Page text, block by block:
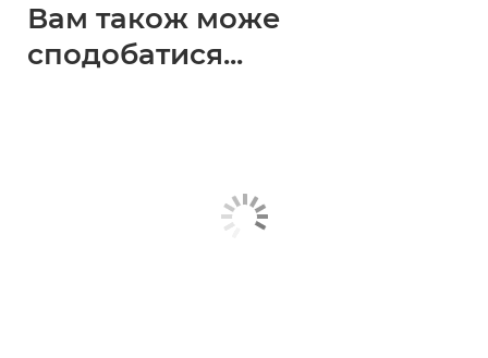
Вам також може
сподобатися...